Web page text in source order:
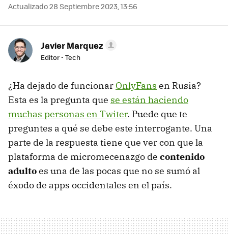
Actualizado 28 Septiembre 2023, 13:56
Javier Marquez
Editor - Tech
¿Ha dejado de funcionar OnlyFans en Rusia?
Esta es la pregunta que se están haciendo
muchas personas en Twiter. Puede que te
preguntes a qué se debe este interrogante. Una
parte de la respuesta tiene que ver con que la
plataforma de micromecenazgo de contenido
adultoes una de las pocas que no se sumó al
éxodo de apps occidentales en el país.